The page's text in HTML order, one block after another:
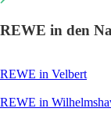
REWE in den
REWE in Velbert
REWE in